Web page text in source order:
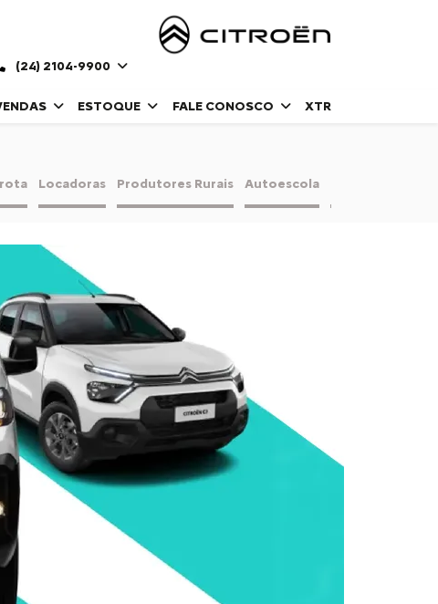
(24) 2104-9900
ESTOQUE FALE CONOSCO XTR
Locadoras Produtores Rurais Autoescola